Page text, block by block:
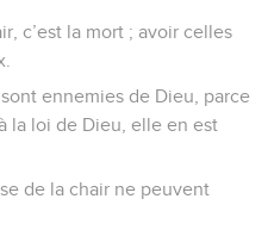
c’est la mort ; avoir celles
ennemies de Dieu, parce
la loi de Dieu, elle en est
de la chair ne peuvent